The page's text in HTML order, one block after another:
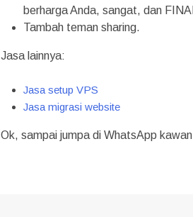
berharga Anda, sangat, dan FINAL
Tambah teman sharing.
Jasa lainnya:
Jasa setup VPS
Jasa migrasi website
Ok, sampai jumpa di WhatsApp